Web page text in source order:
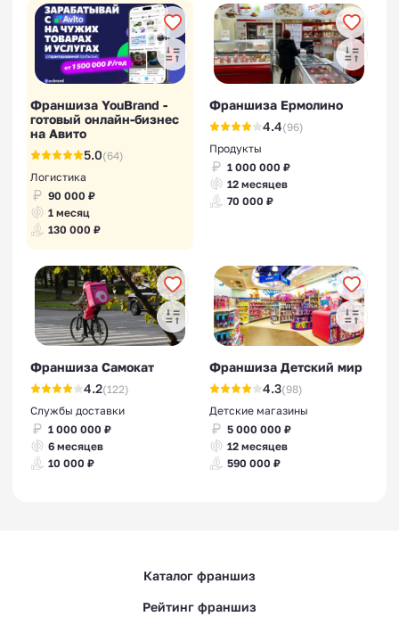
Франшиза YouBrand -
готовый онлайн-бизнес
на Авито
5.0(64)
Логистика
90 000 ₽
1 месяц
130 000 ₽
Франшиза Ермолино
4.4(96)
Продукты
1 000 000 ₽
12 месяцев
70 000 ₽
Франшиза Самокат
4.2(122)
Службы доставки
1 000 000 ₽
6 месяцев
10 000 ₽
Франшиза Детский мир
4.3(98)
Детские магазины
5 000 000 ₽
12 месяцев
590 000 ₽
Каталог франшиз
Рейтинг франшиз